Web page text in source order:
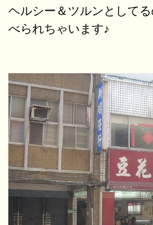
ヘルシー＆ツルンとして
べられちゃいます♪